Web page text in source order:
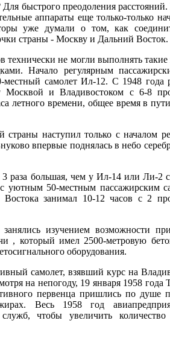
быстрого преодоления расстояний.
аппараты еще только-только
уже думали о том, как
страны - Москву и Дальний Восток.
технически не могли выполнять
Начало регулярным
самолет Ил-12. С 1948 года
и Владивостоком с 6-8
летного времени, общее время в
наступил только с началом
впервые поднялась в небо
раза большая, чем у Ил-14 или Ли-2
уютным 50-местным пассажирским
Востока занимал 10-12 часов с 2
изучением возможности
, который имел 2500-метровую
оборудования.
самолет, взявший курс на
на непогоду, 19 января 1958 года
первенца пришлись по душе
Весь 1958 год
чтобы увеличить